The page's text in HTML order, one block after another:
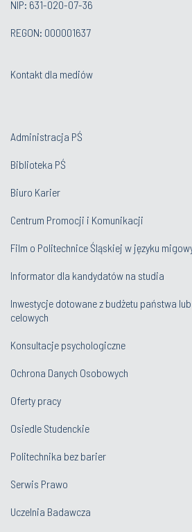
NIP: 631-020-07-36
REGON: 000001637
Kontakt dla mediów
Administracja PŚ
Biblioteka PŚ
Biuro Karier
Centrum Promocji i Komunikacji
Film o Politechnice Śląskiej w języku
Informator dla kandydatów na studia
Inwestycje dotowane z budżetu państwa
celowych
Konsultacje psychologiczne
Ochrona Danych Osobowych
Oferty pracy
Osiedle Studenckie
Politechnika bez barier
Serwis Prawo
Uczelnia Badawcza